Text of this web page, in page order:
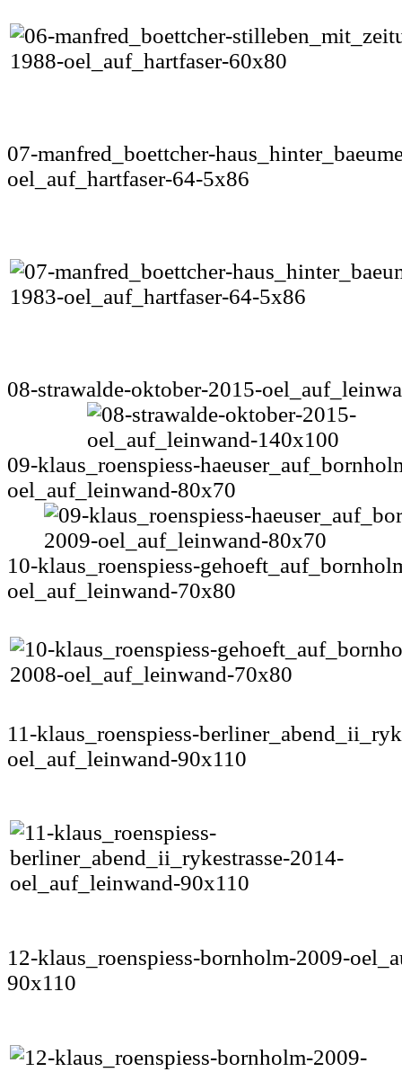
07-manfred_boettcher-
oel_auf_hartfaser-64-5x86
08-strawalde-oktober-2015-
09-klaus_roenspiess-
oel_auf_leinwand-80x70
10-klaus_roenspiess-
oel_auf_leinwand-70x80
11-klaus_roenspiess-
oel_auf_leinwand-90x110
12-klaus_roenspiess-bornholm-2009-
90x110